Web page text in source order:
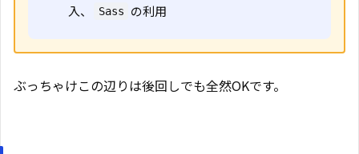
入、
Sass の利用
ぶっちゃけこの辺りは後回しでも全然OKです。